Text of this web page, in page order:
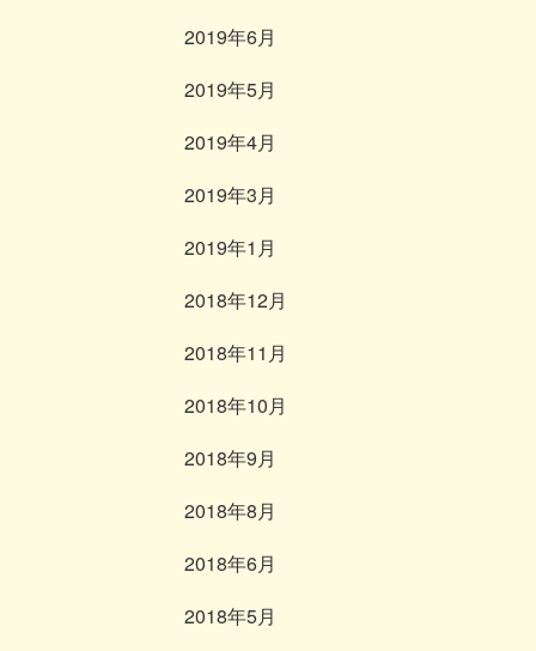
2019年6月
2019年5月
2019年4月
2019年3月
2019年1月
2018年12月
2018年11月
2018年10月
2018年9月
2018年8月
2018年6月
2018年5月